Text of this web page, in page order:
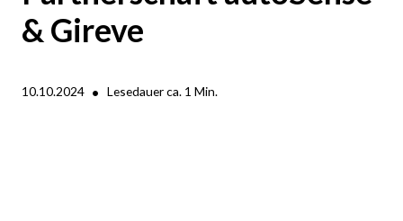
& Gireve
10.10.2024 • Lesedauer ca. 1 Min.